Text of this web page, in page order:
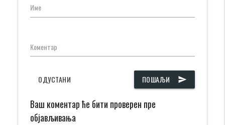
Име
Коментар
ПОШАЉИ send
ОДУСТАНИ
Ваш коментар ће бити проверен пре
објављивања